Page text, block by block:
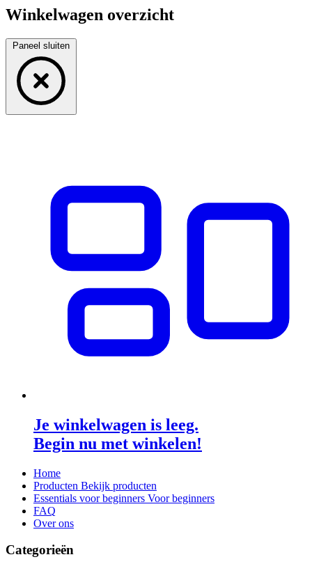
Winkelwagen overzicht
Paneel sluiten
Je winkelwagen is leeg.
Begin nu met winkelen!
Home
Producten Bekijk producten
Essentials voor beginners Voor beginners
FAQ
Over ons
Categorieën